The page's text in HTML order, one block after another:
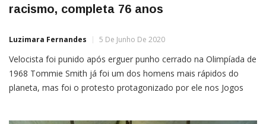
racismo, completa 76 anos
Luzimara Fernandes 5 De Junho De 2020
Velocista foi punido após erguer punho cerrado na Olimpíada de
1968 Tommie Smith já foi um dos homens mais rápidos do
planeta, mas foi o protesto protagonizado por ele nos Jogos